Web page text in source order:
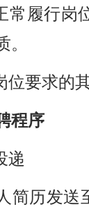
常履行岗
要求的
程序
递
简历发送